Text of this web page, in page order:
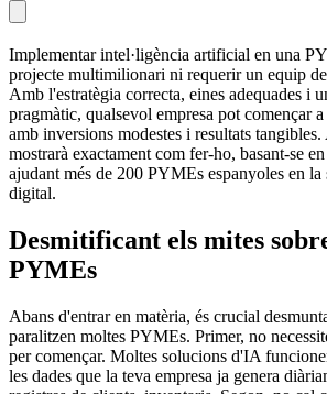
Implementar intel·ligència artificial en una
projecte multimilionari ni requerir un equip
Amb l'estratègia correcta, eines adequades i
pragmàtic, qualsevol empresa pot començar
amb inversions modestes i resultats
mostrarà exactament com fer-ho, basant-se
ajudant més de 200 PYMEs espanyoles en la
digital.
Desmitificant els mites
PYMEs
Abans d'entrar en matèria, és crucial
paralitzen moltes PYMEs. Primer, no
per començar. Moltes solucions d'IA
les dades que la teva empresa ja genera